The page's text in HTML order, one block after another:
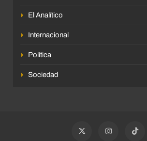
El Analítico
Internacional
Política
Sociedad